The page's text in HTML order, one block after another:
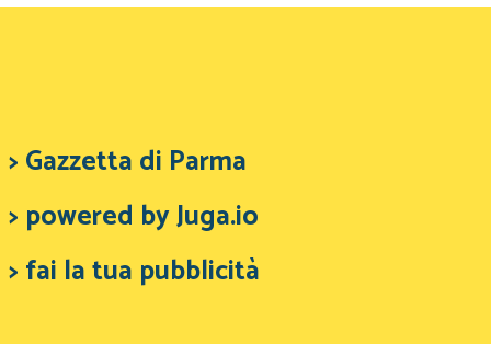
> Gazzetta di Parma
> powered by Juga.io
> fai la tua pubblicità